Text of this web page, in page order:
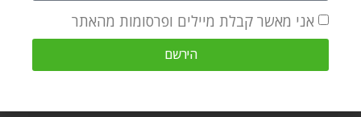
שמונה לילות עד שהספיקו לייצר שמן זית טהור טרי.
אז אנו חוגגים את חג החנוכה במשך שמונה ימים, מאירים
כל יום מחדש את החנוכייה הגשמית והרוחנית הפרטית –
אני מאשר קבלת מיילים ופרסומות מהאתר
הירשם